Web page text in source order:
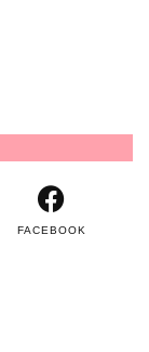
FACEBOOK